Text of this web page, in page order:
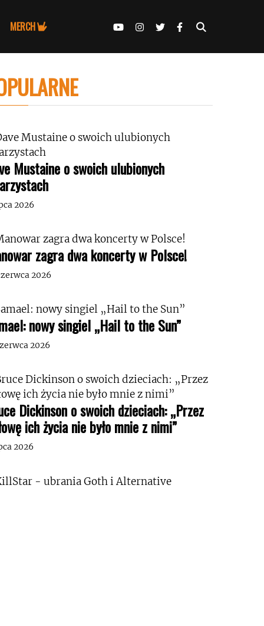
MERCH
Mustaine o swoich ulubionych
2026
zagra dwa koncerty w Polsce!
2026
nowy singiel „Hail to the Sun”
2026
Dickinson o swoich dzieciach: „Przez
ich życia nie było mnie z nimi”
2026